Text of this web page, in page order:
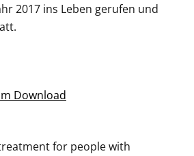
2017 ins Leben gerufen und
Download
for people with